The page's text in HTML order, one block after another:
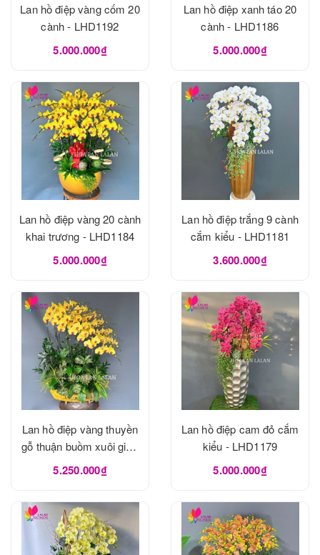
Lan hồ điệp vàng cốm 20
cành - LHD1192
5.000.000₫
Lan hồ điệp xanh táo 20
cành - LHD1186
5.000.000₫
Lan hồ điệp vàng 20 cành
khai trương - LHD1184
5.000.000₫
Lan hồ điệp trắng 9 cành
cắm kiểu - LHD1181
3.600.000₫
Lan hồ điệp vàng thuyền
gỗ thuận buồm xuôi gió -
LHD1180
5.250.000₫
Lan hồ điệp cam đỏ cắm
kiểu - LHD1179
5.000.000₫